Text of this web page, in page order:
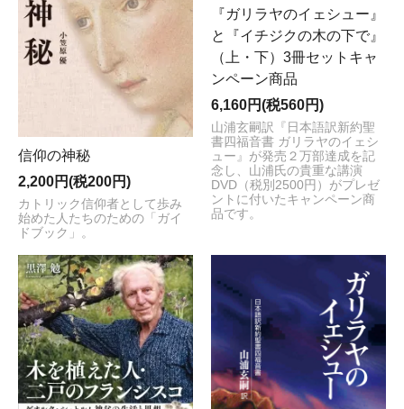
信仰の神秘
2,200円(税200円)
カトリック信仰者として歩み
始めた人たちのための「ガイ
ドブック」。
『ガリラヤのイェシュー』
と『イチジクの木の下で』
（上・下）3冊セットキャ
ンペーン商品
6,160円(税560円)
山浦玄嗣訳『日本語訳新約聖
書四福音書 ガリラヤのイェシ
ュー』が発売２万部達成を記
念し、山浦氏の貴重な講演
DVD（税別2500円）がプレゼ
ントに付いたキャンペーン商
品です。